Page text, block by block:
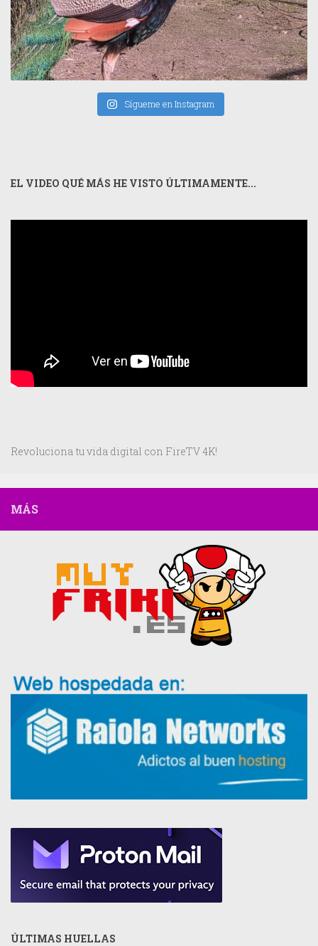
Sígueme en Instagram
EL VIDEO QUÉ MÁS HE VISTO ÚLTIMAMENTE...
Revoluciona tu vida digital con FireTV 4K!
MÁS
ÚLTIMAS HUELLAS